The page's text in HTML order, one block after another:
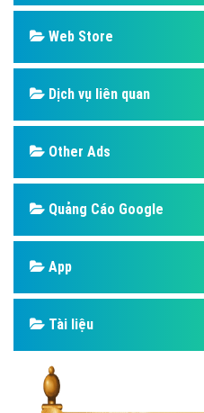
Web Store
Dịch vụ liên quan
Other Ads
Quảng Cáo Google
App
Tài liệu